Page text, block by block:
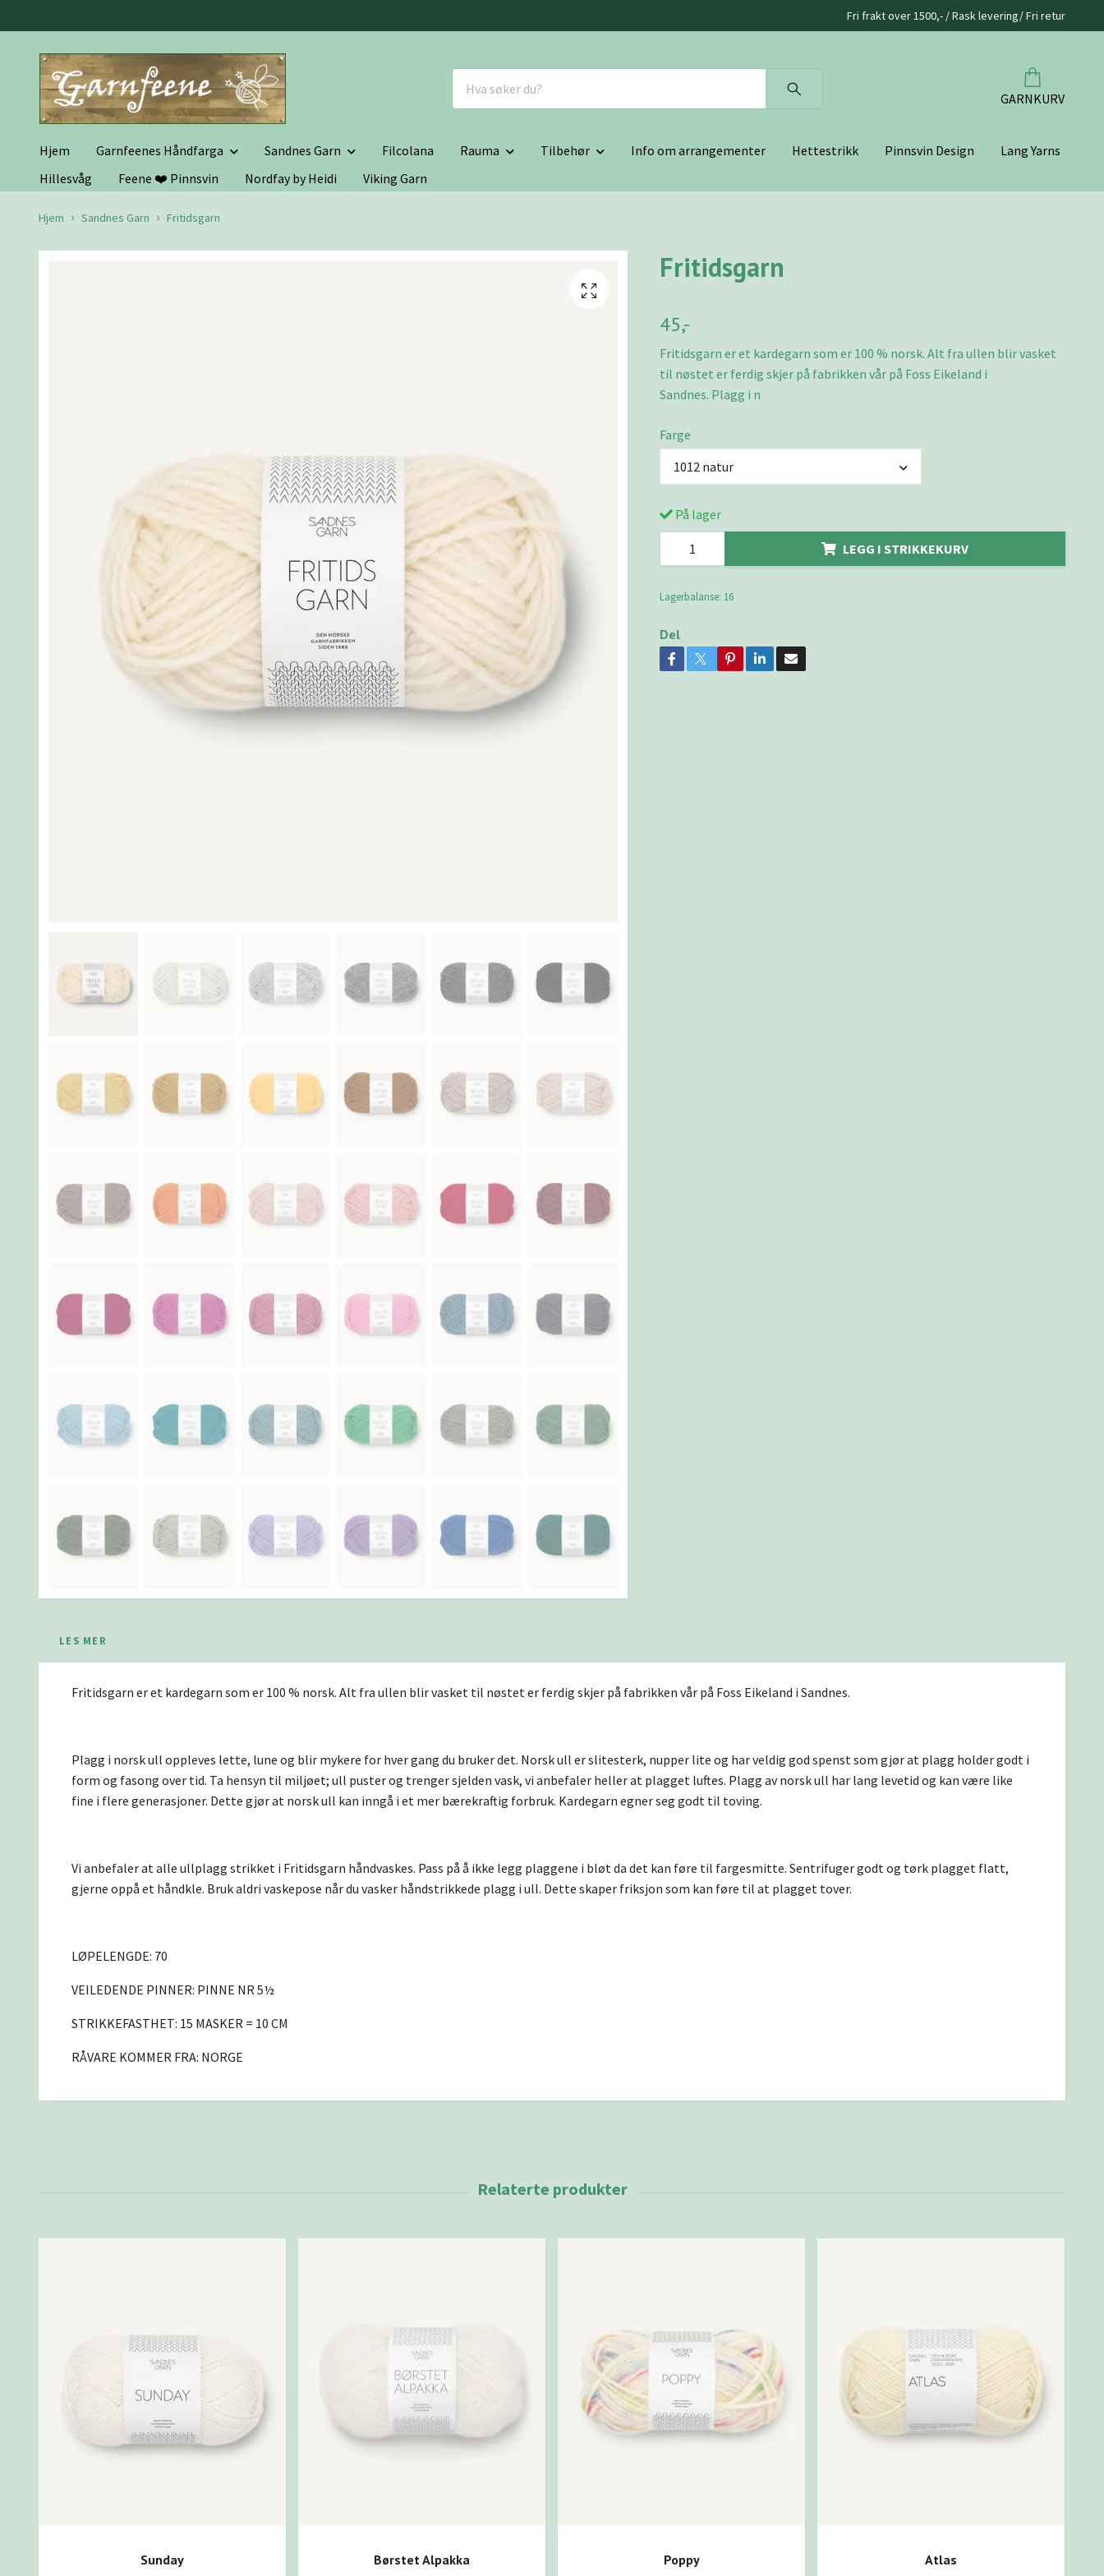
Fri frakt over 1500,- / Rask levering/ Fri retur
GARNKURV
Hjem Garnfeenes Håndfarga Sandnes Garn Filcolana Rauma Tilbehør Info om arrangementer Hettestrikk Pinnsvin Design
Lang Yarns
Hillesvåg
Feene ❤️ Pinnsvin Nordfay by Heidi Viking Garn
Hjem Sandnes Garn Fritidsgarn
Fritidsgarn
45,-
Fritidsgarn er et kardegarn som er 100 % norsk. Alt fra ullen blir vasket
til nøstet er ferdig skjer på fabrikken vår på Foss Eikeland i
Sandnes. Plagg i n
Farge
1012 natur
På lager
LEGG I STRIKKEKURV
Lagerbalanse: 16
Del
LES MER
Fritidsgarn er et kardegarn som er 100 % norsk. Alt fra ullen blir vasket til nøstet er ferdig skjer på fabrikken vår på Foss Eikeland i Sandnes.
Plagg i norsk ull oppleves lette, lune og blir mykere for hver gang du bruker det. Norsk ull er slitesterk, nupper lite og har veldig god spenst som gjør at plagg holder godt i
form og fasong over tid. Ta hensyn til miljøet; ull puster og trenger sjelden vask, vi anbefaler heller at plagget luftes. Plagg av norsk ull har lang levetid og kan være like
fine i flere generasjoner. Dette gjør at norsk ull kan inngå i et mer bærekraftig forbruk. Kardegarn egner seg godt til toving.
Vi anbefaler at alle ullplagg strikket i Fritidsgarn håndvaskes. Pass på å ikke legg plaggene i bløt da det kan føre til fargesmitte. Sentrifuger godt og tørk plagget flatt,
gjerne oppå et håndkle. Bruk aldri vaskepose når du vasker håndstrikkede plagg i ull. Dette skaper friksjon som kan føre til at plagget tover.
LØPELENGDE: 70
VEILEDENDE PINNER: PINNE NR 5½
STRIKKEFASTHET: 15 MASKER = 10 CM
RÅVARE KOMMER FRA: NORGE
Sunday
Børstet Alpakka
Poppy
Atlas